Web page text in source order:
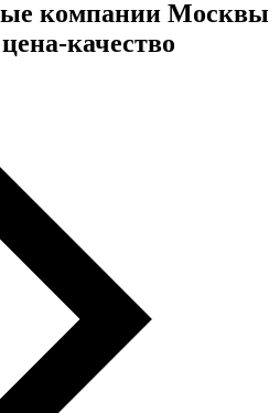
компании Москвы
качество